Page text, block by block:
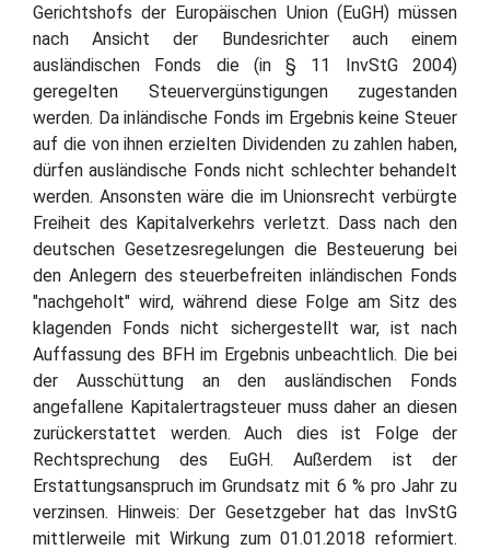
Gerichtshofs der Europäischen Union (EuGH) müssen
nach Ansicht der Bundesrichter auch einem
ausländischen Fonds die (in § 11 InvStG 2004)
geregelten Steuervergünstigungen zugestanden
werden. Da inländische Fonds im Ergebnis keine Steuer
auf die von ihnen erzielten Dividenden zu zahlen haben,
dürfen ausländische Fonds nicht schlechter behandelt
werden. Ansonsten wäre die im Unionsrecht verbürgte
Freiheit des Kapitalverkehrs verletzt. Dass nach den
deutschen Gesetzesregelungen die Besteuerung bei
den Anlegern des steuerbefreiten inländischen Fonds
"nachgeholt" wird, während diese Folge am Sitz des
klagenden Fonds nicht sichergestellt war, ist nach
Auffassung des BFH im Ergebnis unbeachtlich. Die bei
der Ausschüttung an den ausländischen Fonds
angefallene Kapitalertragsteuer muss daher an diesen
zurückerstattet werden. Auch dies ist Folge der
Rechtsprechung des EuGH. Außerdem ist der
Erstattungsanspruch im Grundsatz mit 6 % pro Jahr zu
verzinsen. Hinweis: Der Gesetzgeber hat das InvStG
mittlerweile mit Wirkung zum 01.01.2018 reformiert.